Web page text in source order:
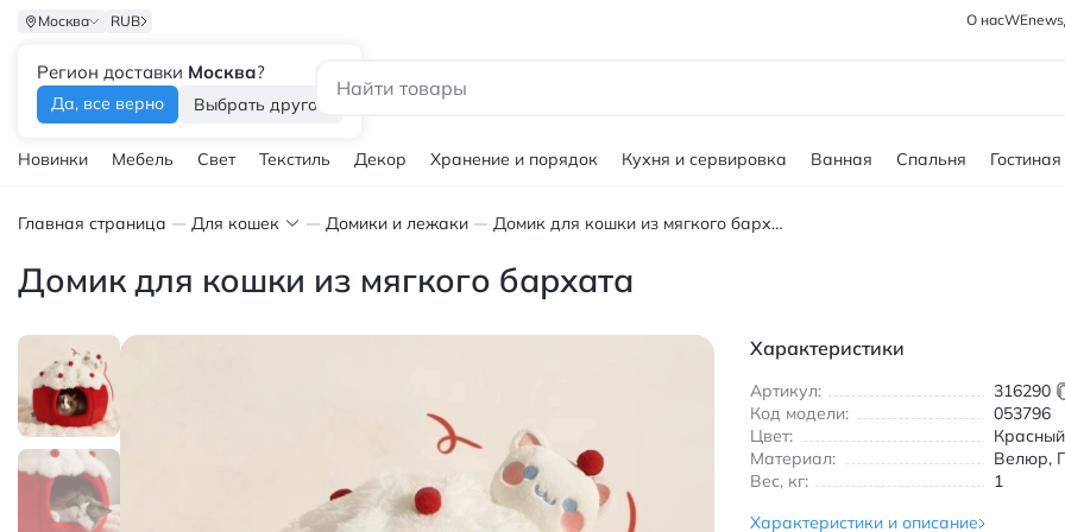
Москва
Регион доставки Москва?
Да, все верно Выбрать другой
RUB О насWEnews
Новинки Мебель Свет Текстиль Декор Хранение и порядок Кухня и сервировка Ванная Спальня Гостиная
Главная страница Для кошек Домики и лежаки Домик для кошки из мягкого бархата
Домик для кошки из мягкого бархата
Характеристики
Артикул:
316290
Код модели:
053796
Цвет:
Материал:
Велюр,
Вес, кг:
1
Характеристики и описание